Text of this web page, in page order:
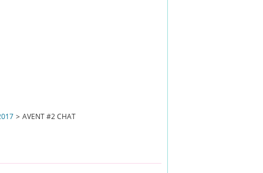
> AVENT #2 CHAT